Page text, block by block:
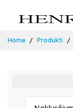
Home Produkti